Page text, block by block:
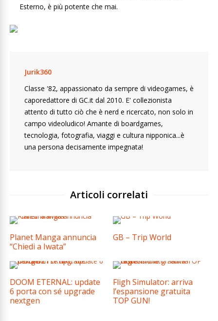
Esterno, è più potente che mai.
Jurik360
Classe '82, appassionato da sempre di videogames, è
caporedattore di GC.it dal 2010. E' collezionista
attento di tutto ciò che è nerd e ricercato, non solo in
campo videoludico! Amante di boardgames,
tecnologia, fotografia, viaggi e cultura nipponica...è
una persona decisamente impegnata!
Articoli correlati
Planet Manga annuncia
“Chiedi a Iwata”
GB – Trip World
DOOM ETERNAL: update
6 porta con sé upgrade
nextgen
Fligh Simulator: arriva
l’espansione gratuita
TOP GUN!